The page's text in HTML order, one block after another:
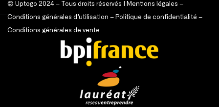
© Uptogo 2024 – Tous droits réservés | Mentions légales –
Conditions générales d’utilisation – Politique de confidentialité –
Conditions générales de vente